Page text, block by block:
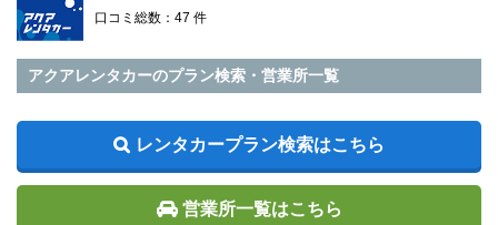
口コミ総数：47 件
アクアレンタカーのプラン検索・営業所一覧
レンタカープラン検索はこちら
営業所一覧はこちら